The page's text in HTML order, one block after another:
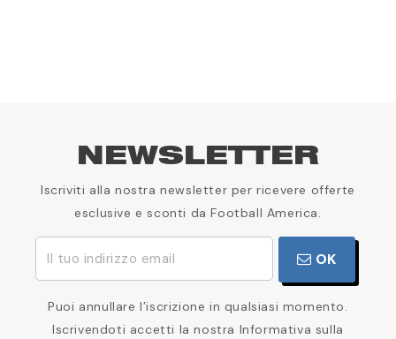
NEWSLETTER
Iscriviti alla nostra newsletter per ricevere offerte
esclusive e sconti da Football America.
OK
Puoi annullare l’iscrizione in qualsiasi momento.
Iscrivendoti accetti la nostra Informativa sulla